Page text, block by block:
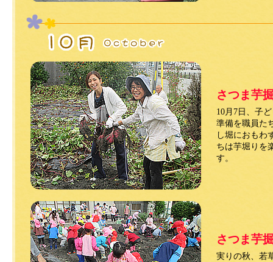
さつま芋
10月7日、子
準備を職員た
し堀におもわ
ちは芋堀りを
す。
さつま芋
実りの秋、若